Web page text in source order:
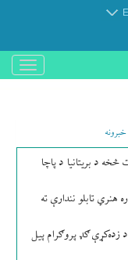
باز
و
د بریتانیا د پاچا
تابلو نندارې ته
زده‌کړې ګډ پروګرام پیل